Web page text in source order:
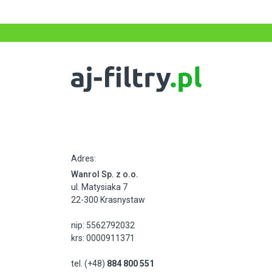
Adres:
Wanrol Sp. z o.o.
ul. Matysiaka 7
22-300 Krasnystaw
nip: 5562792032
krs: 0000911371
tel. (+48) 884 800 551